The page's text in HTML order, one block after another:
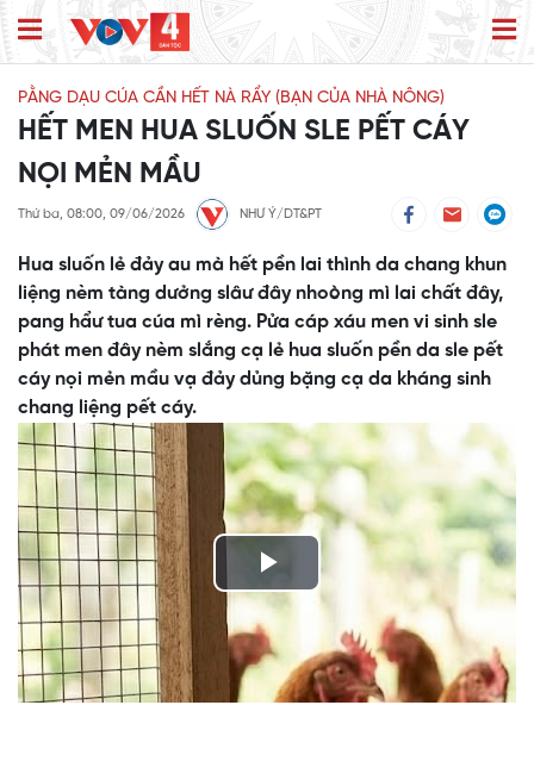
PẰNG DẠU CÚA CẦN HẾT NÀ RẨY (BẠN CỦA NHÀ NÔNG)
HẾT MEN HUA SLUỐN SLE PẾT CÁY
NỌI MẺN MẦU
Thứ ba, 08:00, 09/06/2026 NHƯ Ý/DT&PT
Hua sluốn lẻ đảy au mà hết pền lai thình da chang khun
liệng nèm tàng dưởng slâư đây nhoòng mì lai chất đây,
pang hẩư tua cúa mì rèng. Pửa cáp xáu men vi sinh sle
phát men đây nèm slắng cạ lẻ hua sluốn pền da sle pết
cáy nọi mẻn mầu vạ đảy dủng bặng cạ da kháng sinh
chang liệng pết cáy.
Play
Video